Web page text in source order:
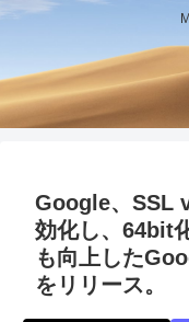
Google、SSL
効化し、64bit
も向上した
をリリース。